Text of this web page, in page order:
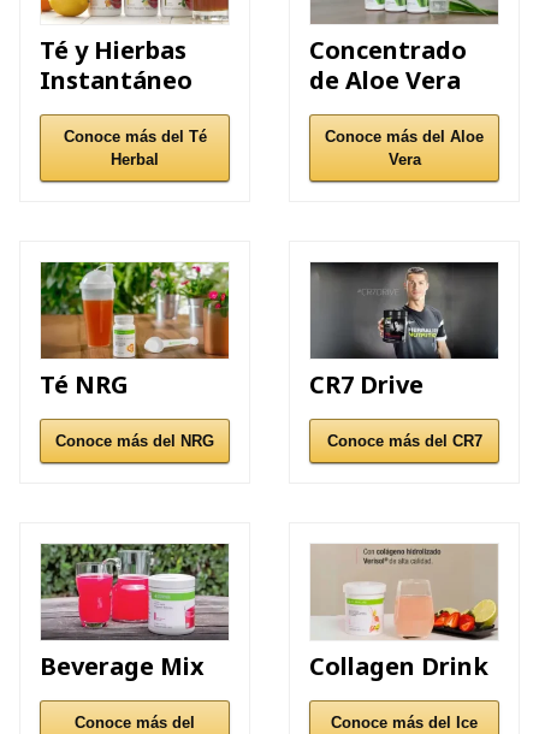
Té y Hierbas
Instantáneo
Conoce más del Té
Herbal
Concentrado
de Aloe Vera
Conoce más del Aloe
Vera
Té NRG
Conoce más del NRG
CR7 Drive
Conoce más del CR7
Beverage Mix
Conoce más del
Collagen Drink
Conoce más del Ice